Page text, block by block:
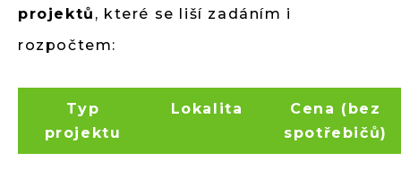
projektů , které se liší zadáním i
rozpočtem:
Typ
projektu
Lokalita
Cena (bez
spotřebičů)